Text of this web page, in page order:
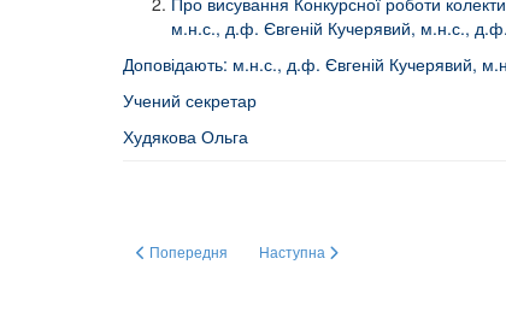
м.н.с., д.ф. Євгеній Кучерявий, м.н.с.,
Доповідають: м.н.с., д.ф. Євгеній Кучерявий,
Учений секретар
Худякова Ольга
Попередня стаття: 2023 Young Scientists
Попередня Наступна стаття: Two flyers (A5
Наступна